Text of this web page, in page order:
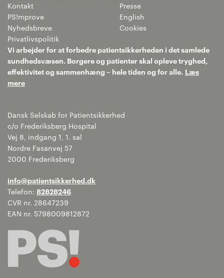
Kontakt
Presse
PS!mprove
English
Nyhedsbreve
Cookies
Privatlivspolitik
Vi arbejder for at forbedre patientsikkerheden i det samlede
sundhedsvæsen. Borgere og patienter skal opleve tryghed,
effektivitet og sammenhæng – hele tiden og for alle. Læs
mere
Dansk Selskab for Patientsikkerhed
c/o Frederiksberg Hospital
Vej 8, indgang 1, 1. sal
Nordre Fasanvej 57
2000 Frederiksberg
info@patientsikkerhed.dk
Telefon: 82828246
CVR nr. 28647239
EAN nr. 5798009812872